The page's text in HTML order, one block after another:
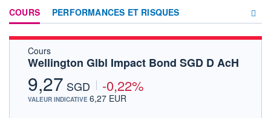
COURS PERFORMANCES ET RISQUES
Cours
Wellington Glbl Impact Bond SGD D AcH
9,27 SGD -0,22%
VALEUR INDICATIVE 6,27 EUR